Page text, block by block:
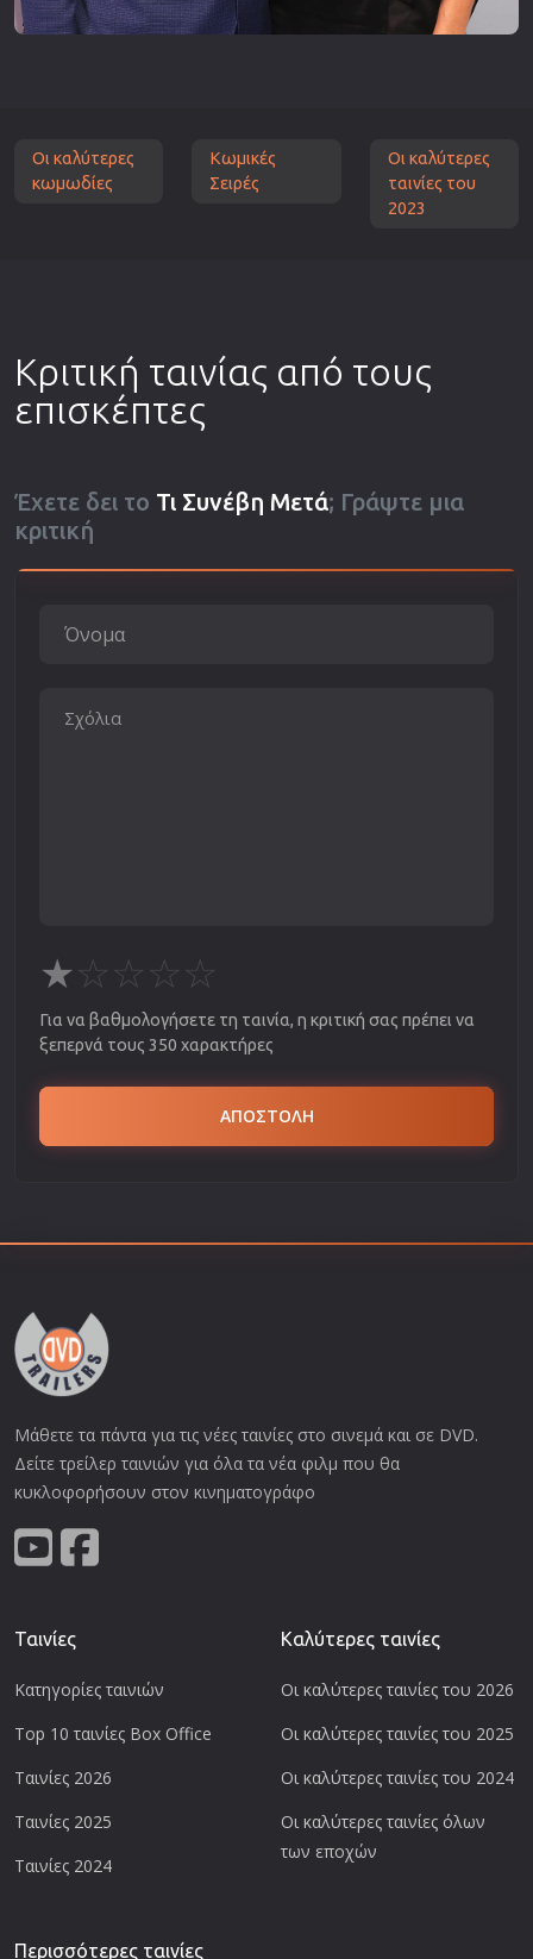
Οι καλύτερες
κωμωδίες
Κωμικές
Σειρές
Οι καλύτερες
ταινίες του
2023
Κριτική ταινίας από τους
επισκέπτες
Έχετε δει το Τι Συνέβη Μετά; Γράψτε μια
κριτική
★☆☆☆☆
Για να βαθμολογήσετε τη ταινία, η κριτική σας πρέπει να
ξεπερνά τους 350 χαρακτήρες
ΑΠΟΣΤΟΛΗ
Μάθετε τα πάντα για τις νέες ταινίες στο σινεμά και σε DVD.
Δείτε τρείλερ ταινιών για όλα τα νέα φιλμ που θα
κυκλοφορήσουν στον κινηματογράφο
Ταινίες
Κατηγορίες ταινιών
Top 10 ταινίες Box Office
Ταινίες 2026
Ταινίες 2025
Ταινίες 2024
Καλύτερες ταινίες
Οι καλύτερες ταινίες του 2026
Οι καλύτερες ταινίες του 2025
Οι καλύτερες ταινίες του 2024
Οι καλύτερες ταινίες όλων
των εποχών
Περισσότερες ταινίες